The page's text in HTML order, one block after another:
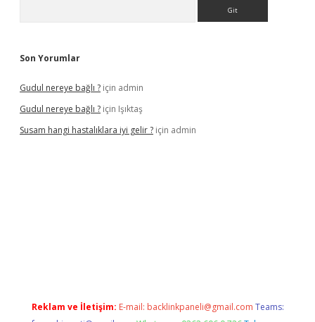
Son Yorumlar
Gudul nereye bağlı ? için admin
Gudul nereye bağlı ? için Işıktaş
Susam hangi hastalıklara iyi gelir ? için admin
Reklam ve İletişim: E-mail: backlinkpaneli@gmail.com Teams: